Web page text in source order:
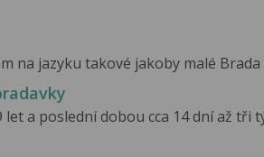
na jazyku takové jakoby malé
let a poslední dobou cca 14 dní až tři